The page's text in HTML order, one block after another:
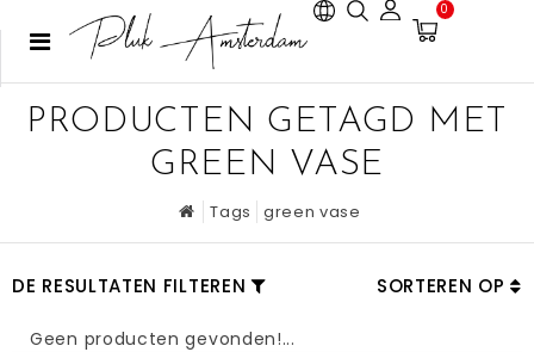
0
PRODUCTEN GETAGD MET
GREEN VASE
Tags green vase
DE RESULTATEN FILTEREN SORTEREN OP
Geen producten gevonden!...